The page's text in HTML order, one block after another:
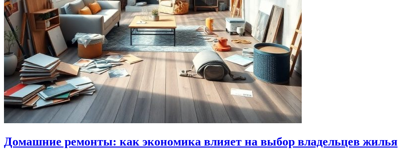
Домашние ремонты: как экономика влияет на выбор владельцев жилья